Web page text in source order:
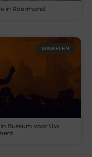
in Roermond
WINKELEN
Bussum voor Uw